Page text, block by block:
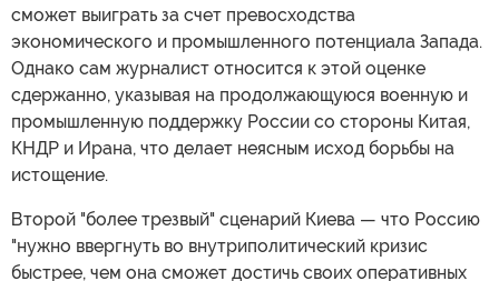
сможет выиграть за счет превосходства
экономического и промышленного потенциала Запада.
Однако сам журналист относится к этой оценке
сдержанно, указывая на продолжающуюся военную и
промышленную поддержку России со стороны Китая,
КНДР и Ирана, что делает неясным исход борьбы на
истощение.
Второй "более трезвый" сценарий Киева — что Россию
"нужно ввергнуть во внутриполитический кризис
быстрее, чем она сможет достичь своих оперативных